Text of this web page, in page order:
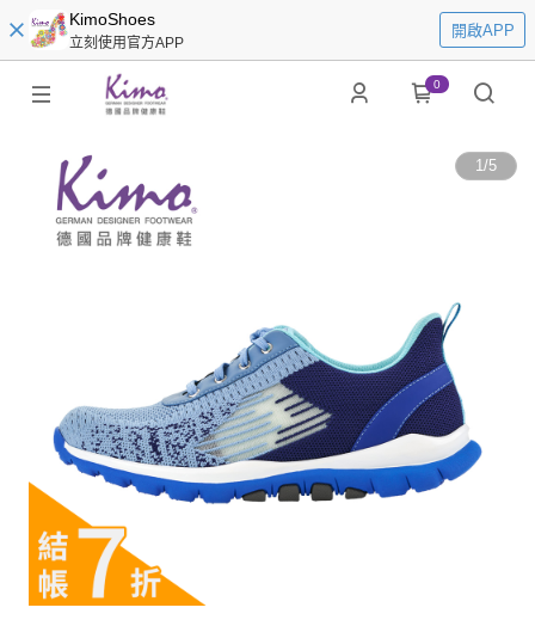
KimoShoes
立刻使用官方APP
開啟APP
0
1/5